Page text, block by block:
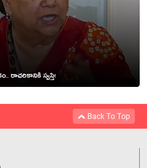
రాచ‌రికానికి స్వ‌స్తి!
Back To Top